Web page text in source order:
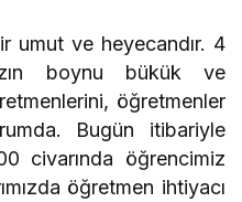
umut ve heyecandır. 4
boynu bükük ve
öğretmenler
Bugün itibariyle
civarında öğrencimiz
öğretmen ihtiyacı